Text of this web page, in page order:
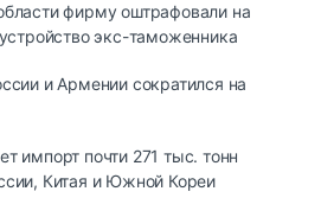
фирму оштрафовали на
экс-таможенника
и Армении сократился на
импорт почти 271 тыс. тонн
Китая и Южной Кореи